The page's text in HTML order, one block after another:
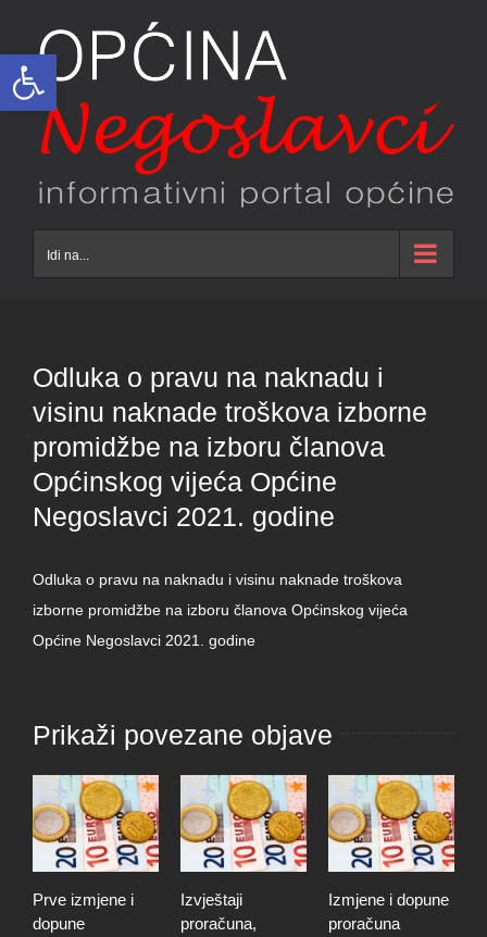
Open toolbar
content
Idi na...
Odluka o pravu na naknadu i
visinu naknade troškova izborne
promidžbe na izboru članova
Općinskog vijeća Općine
Negoslavci 2021. godine
Odluka o pravu na naknadu i visinu naknade troškova
izborne promidžbe na izboru članova Općinskog vijeća
Općine Negoslavci 2021. godine
Prikaži povezane objave
Prve izmjene i
dopune
Izvještaji
proračuna,
Izmjene i dopune
proračuna